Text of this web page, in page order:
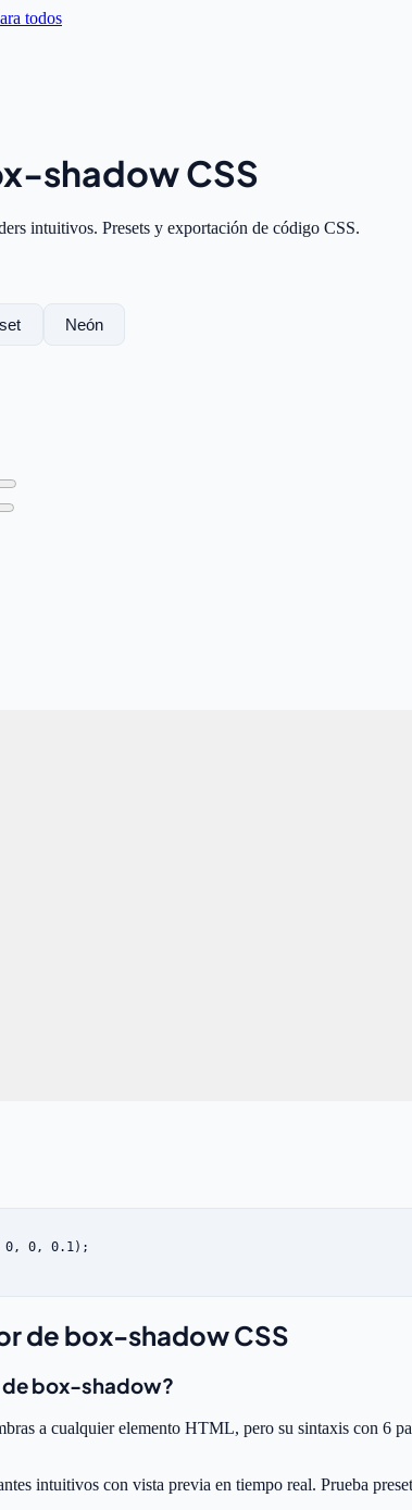
todos
shadow CSS
intuitivos. Presets y exportación de código CSS.
Neón
0, 0, 0.1);
de box-shadow CSS
de box-shadow?
a cualquier elemento HTML, pero su sintaxis con 6
intuitivos con vista previa en tiempo real. Prueba